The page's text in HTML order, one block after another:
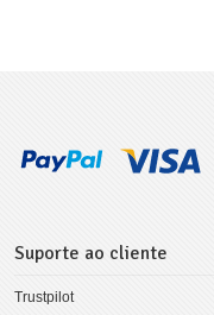
Suporte ao cliente
Trustpilot